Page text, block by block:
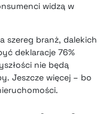
widzą w
szereg branż, dalekich
deklaracje 76%
nie będą
Jeszcze więcej – bo